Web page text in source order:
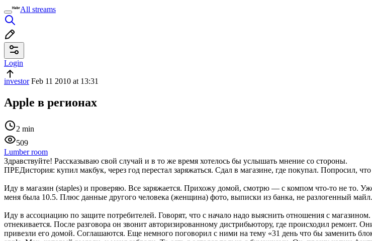
All streams
Login
investorFeb 11 2010 at 13:31
Apple в регионах
2 min
509
Lumber room
Здравствуйте! Рассказываю свой случай и в то же время хотелось бы услышать мнение со стороны.
ПРЕДистория: купил макбук, через год перестал заряжаться. Сдал в магазине, где покупал. Попросил,
Иду в магазин (staples) и проверяю. Все заряжается. Прихожу домой, смотрю — с компом что-то не то.
меня была 10.5. Плюс данные другого человека (женщина) фото, выписки из банка, не разлогенный
Иду в ассоциацию по защите потребителей. Говорят, что с начало надо выяснить отношения с
отнекивается. После разговора он звонит авторизированному дистрибьютору, где происходил ремонт.
привезли его домой. Соглашаются. Еще немного поговорил с ними на тему «31 день что бы заменить